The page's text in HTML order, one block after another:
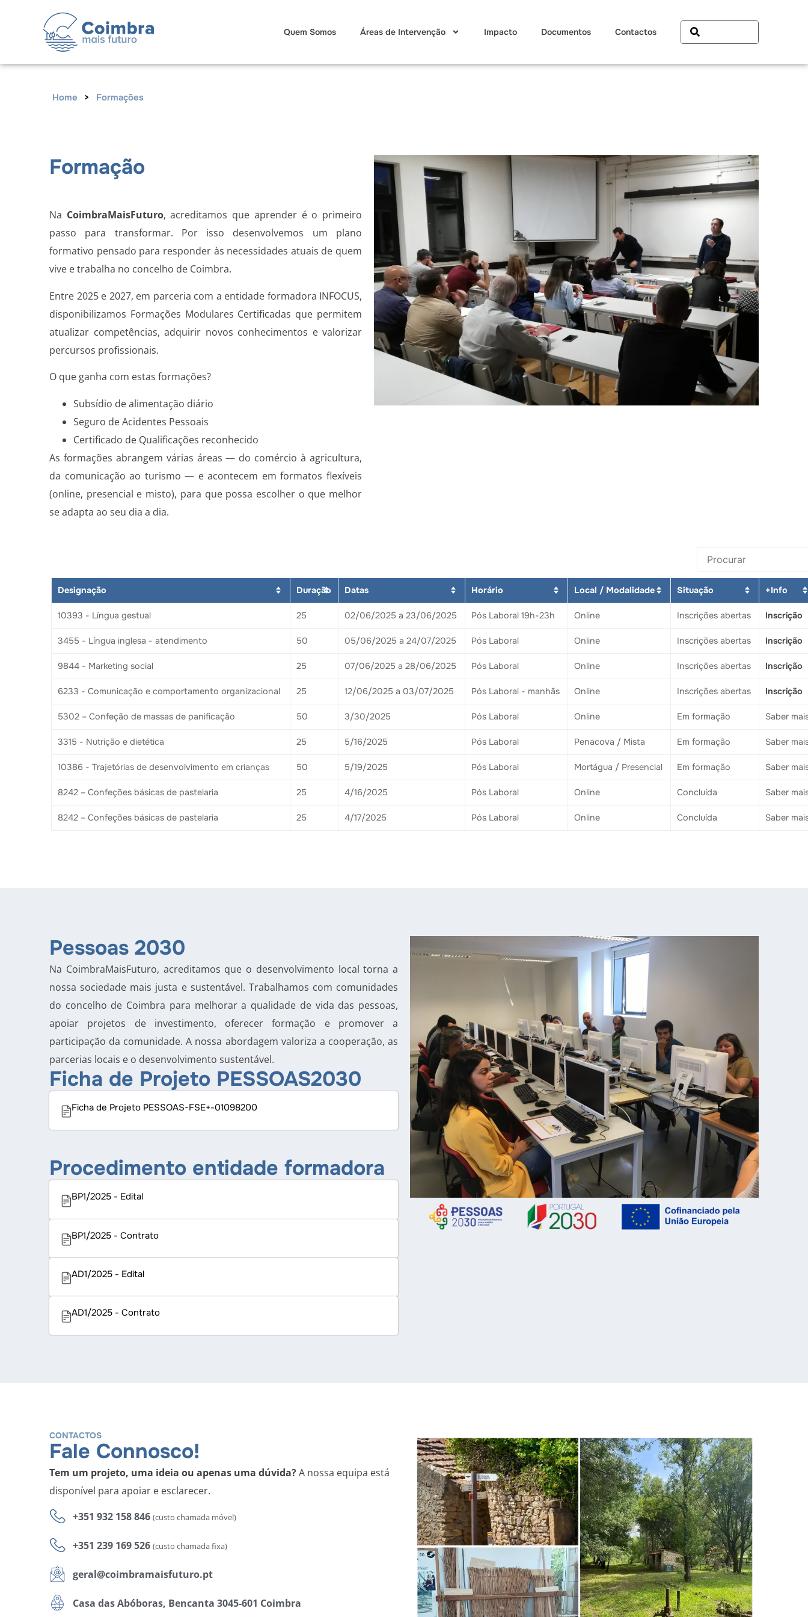
Quem Somos Áreas de Intervenção Impacto Documentos Contactos
Home > Formações
Formação
Na CoimbraMaisFuturo, acreditamos que aprender é o primeiro
passo para transformar. Por isso desenvolvemos um plano
formativo pensado para responder às necessidades atuais de quem
vive e trabalha no concelho de Coimbra.
Entre 2025 e 2027, em parceria com a entidade formadora INFOCUS,
disponibilizamos Formações Modulares Certificadas que permitem
atualizar competências, adquirir novos conhecimentos e valorizar
percursos profissionais.
O que ganha com estas formações?
Subsídio de alimentação diário
Seguro de Acidentes Pessoais
Certificado de Qualificações reconhecido
As formações abrangem várias áreas — do comércio à agricultura,
da comunicação ao turismo — e acontecem em formatos flexíveis
(online, presencial e misto), para que possa escolher o que melhor
se adapta ao seu dia a dia.
Designação Duração Datas Horário Local / Modalidade Situação +Info
10393 - Língua gestual 25 02/06/2025 a 23/06/2025 Pós Laboral 19h-23h Online Inscrições abertas Inscrição
3455 - Língua inglesa - atendimento 50 05/06/2025 a 24/07/2025 Pós Laboral Online Inscrições abertas Inscrição
9844 - Marketing social 25 07/06/2025 a 28/06/2025 Pós Laboral Online Inscrições abertas Inscrição
6233 - Comunicação e comportamento organizacional 25 12/06/2025 a 03/07/2025 Pós Laboral - manhãs Online Inscrições abertas Inscrição
5302 – Confeção de massas de panificação 50 3/30/2025 Pós Laboral Online Em formação Saber
3315 - Nutrição e dietética 25 5/16/2025 Pós Laboral Penacova / Mista Em formação Saber
10386 - Trajetórias de desenvolvimento em crianças 50 5/19/2025 Pós Laboral Mortágua / Presencial Em formação Saber
8242 – Confeções básicas de pastelaria 25 4/16/2025 Pós Laboral Online Concluída Saber
8242 – Confeções básicas de pastelaria 25 4/17/2025 Pós Laboral Online Concluída Saber
Pessoas 2030
Na CoimbraMaisFuturo, acreditamos que o desenvolvimento local torna a
nossa sociedade mais justa e sustentável. Trabalhamos com comunidades
do concelho de Coimbra para melhorar a qualidade de vida das pessoas,
apoiar projetos de investimento, oferecer formação e promover a
participação da comunidade. A nossa abordagem valoriza a cooperação, as
parcerias locais e o desenvolvimento sustentável.
Ficha de Projeto PESSOAS2030
Ficha de Projeto PESSOAS-FSE+-01098200
Procedimento entidade formadora
BP1/2025 - Edital
BP1/2025 - Contrato
AD1/2025 - Edital
AD1/2025 - Contrato
CONTACTOS
Fale Connosco!
Tem um projeto, uma ideia ou apenas uma dúvida?A nossa equipa está
disponível para apoiar e esclarecer.
+351 932 158 846 (custo chamada móvel)
+351 239 169 526 (custo chamada fixa)
geral@coimbramaisfuturo.pt
Casa das Abóboras, Bencanta 3045-601 Coimbra